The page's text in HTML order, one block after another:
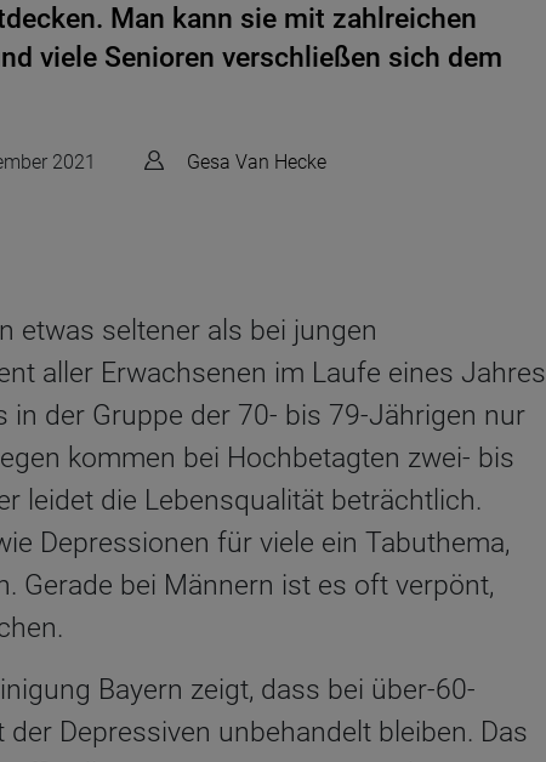
Man kann sie mit zahlreichen
viele Senioren verschließen sich dem
2021 Gesa Van Hecke
etwas seltener als bei jungen
aller Erwachsenen im Laufe eines Jahres
in der Gruppe der 70- bis 79-Jährigen nur
kommen bei Hochbetagten zwei- bis
leidet die Lebensqualität beträchtlich.
Depressionen für viele ein Tabuthema,
Gerade bei Männern ist es oft verpönt,
Bayern zeigt, dass bei über-60-
Depressiven unbehandelt bleiben. Das